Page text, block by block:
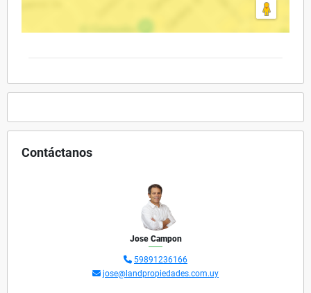
Contáctanos
Jose Campon
59891236166
jose@landpropiedades.com.uy